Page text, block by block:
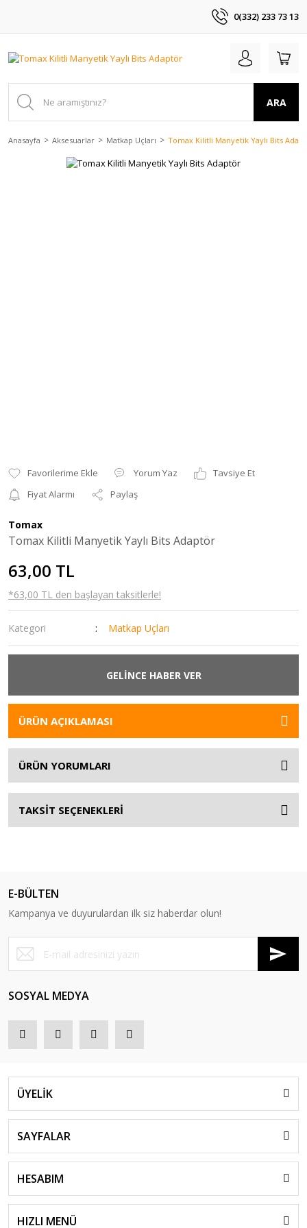
0(332) 233 73 13
ARA
Anasayfa Aksesuarlar Matkap Uçları Tomax Kilitli Manyetik Yaylı Bits
Yorum Yaz
Tavsiye Et
Fiyat Alarmı
Paylaş
Tomax
Tomax Kilitli Manyetik Yaylı Bits Adaptör
63,00 TL
*63,00 TL den başlayan taksitlerle!
Kategori Matkap Uçları
GELİNCE HABER VER
ÜRÜN AÇIKLAMASI
ÜRÜN YORUMLARI
TAKSİT SEÇENEKLERİ
E-BÜLTEN
Kampanya ve duyurulardan ilk siz haberdar olun!
SOSYAL MEDYA
ÜYELİK
SAYFALAR
HESABIM
HIZLI MENÜ